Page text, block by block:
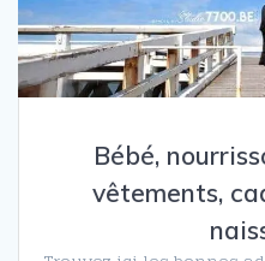
Bébé,
vêtements,